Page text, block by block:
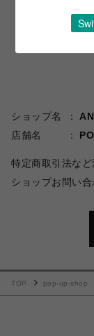
ショップ名
店舗名
特定商取引法な
ショップお問い合
TOP pop-up-shop